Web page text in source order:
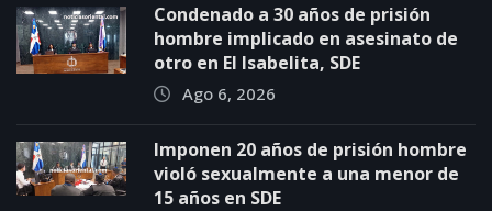
Condenado a 30 años de prisión
hombre implicado en asesinato de
otro en El Isabelita, SDE
Ago 6, 2026
Imponen 20 años de prisión hombre
violó sexualmente a una menor de
15 años en SDE